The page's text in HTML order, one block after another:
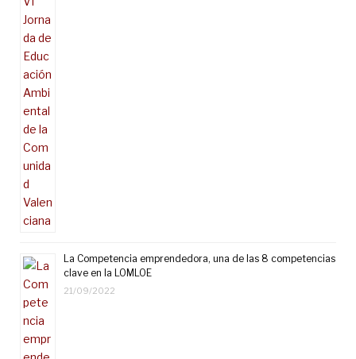
La Competencia emprendedora, una de las 8 competencias
clave en la LOMLOE
21/09/2022